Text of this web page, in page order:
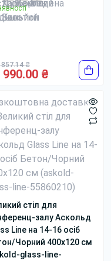
₴
990.00 ₴
доставка
стіл для
залу Аскольд
Line на 14-16 осіб
Чорний 400x120 см
glass-line-